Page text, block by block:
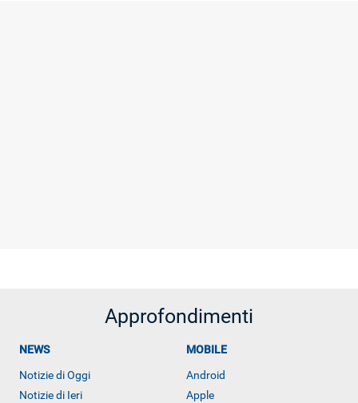
Approfondimenti
NEWS
Notizie di Oggi
Notizie di Ieri
MOBILE
Android
Apple